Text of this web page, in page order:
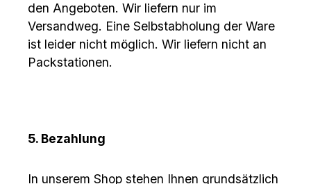
den Angeboten. Wir liefern nur im
Versandweg. Eine Selbstabholung der Ware
ist leider nicht möglich. Wir liefern nicht an
Packstationen.
5. Bezahlung
In unserem Shop stehen Ihnen grundsätzlich